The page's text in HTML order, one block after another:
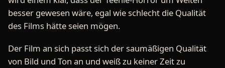
besser gewesen wäre, egal wie schlecht die Qualität
des Films hätte seien mögen.
Der Film an sich passt sich der saumäßigen Qualität
von Bild und Ton an und weiß zu keiner Zeit zu